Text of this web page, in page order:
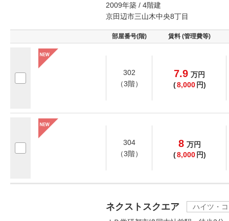
2009年築 / 4階建
京田辺市三山木中央8丁目
部屋番号(階) 賃料 (管理費等)
302
（3階）
7.9 万円
(8,000 円)
304
（3階）
8 万円
(8,000 円)
ネクストスクエア
ハイツ・